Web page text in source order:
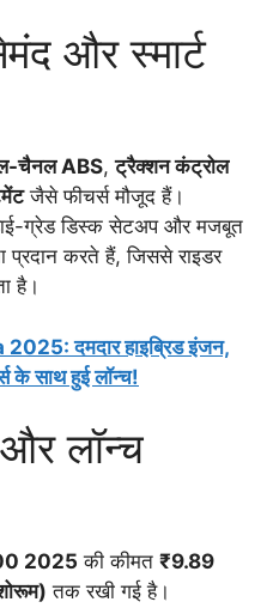
और स्मार्ट
चैनल ABS,ट्रैक्शन कंट्रोल
जैसे फीचर्स मौजूद हैं।
ग्रेड डिस्क सेटअप और मजबूत
प्रदान करते हैं, जिससे राइडर
है।
दमदार हाइब्रिड इंजन,
के साथ हुई लॉन्च!
लॉन्च
2025 की कीमत ₹9.89
तक रखी गई है।